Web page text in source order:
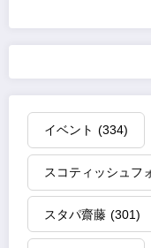
イベント (334)
スコティッシュフ
スタパ齋藤 (301)